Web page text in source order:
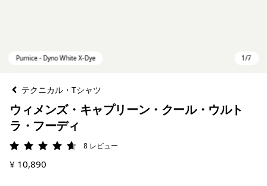
テクニカル・Tシャツ
ウィメンズ・キャプリーン・クール・ウルト
ラ・フーディ
評価: 4.6 / 5
8 レビュー
¥ 10,890